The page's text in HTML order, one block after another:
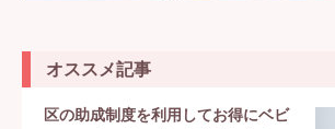
オススメ記事
区の助成制度を利用してお得にベビ